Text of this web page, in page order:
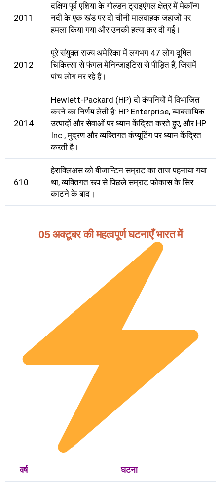
2011
दक्षिण पूर्व एशिया के गोल्डन ट्राइएंगल क्षेत्र में मेकॉन्ग
नदी के एक खंड पर दो चीनी मालवाहक जहाजों पर
हमला किया गया और उनकी हत्या कर दी गई।
2012
पूरे संयुक्त राज्य अमेरिका में लगभग 47 लोग दूषित
चिकित्सा से फंगल मेनिन्जाइटिस से पीड़ित हैं, जिसमें
पांच लोग मर रहे हैं।
2014
Hewlett-Packard (HP) दो कंपनियों में विभाजित
करने का निर्णय लेती है: HP Enterprise, व्यावसायिक
उत्पादों और सेवाओं पर ध्यान केंद्रित करते हुए, और HP
Inc., मुद्रण और व्यक्तिगत कंप्यूटिंग पर ध्यान केंद्रित
करती है।
610
हेराक्लिअस को बीजान्टिन सम्राट का ताज पहनाया गया
था, व्यक्तिगत रूप से पिछले सम्राट फोकास के सिर
काटने के बाद।
05 अक्टूबर की महत्वपूर्ण घटनाएँ भारत में
वर्ष घटना